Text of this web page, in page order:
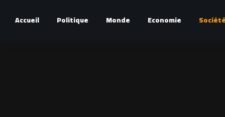
Accueil Politique Monde Economie Société